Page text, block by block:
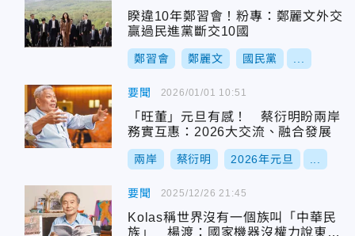
睽違10年鄭習會！粉專：鄭麗文外交
贏過民進黨斷交10國
鄭習會 鄭麗文 國民黨
要聞
「旺董」元旦有感！ 蔡衍明盼兩岸
務實互惠：2026大交流、融合發展
兩岸 蔡衍明 2026年元旦
2026/01/01 10:51
要聞
Kolas稱世界沒有一個族叫「中華民
族」 楊渡：國家機器沒權力說東道
2025/12/26 21:45